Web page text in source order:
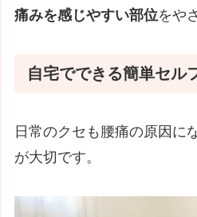
痛みを感じやすい部位をや
自宅でできる簡単セル
日常のクセも腰痛の原因に
が大切です。